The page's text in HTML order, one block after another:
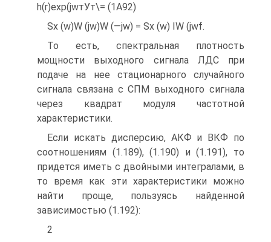
h(r)exp(jwтУт\= (1А92)
Sx (w)W (jw)W (—jw) = Sx (w) IW (jwf.
То есть, спектральная плотность
мощности выходного сигнала ЛДС при
подаче на нее стационарного случайного
сигнала связана с СПМ выходного сигнала
через квадрат модуля частотной
характеристики.
Если искать дисперсию, АКФ и ВКФ по
соотношениям (1.189), (1.190) и (1.191), то
придется иметь с двойными интегралами, в
то время как эти характеристики можно
найти проще, пользуясь найденной
зависимостью (1.192):
2